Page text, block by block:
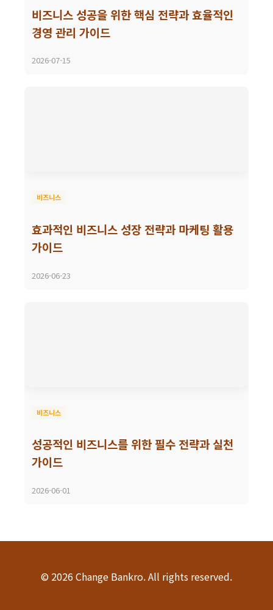
비즈니스 성공을 위한 핵심 전략과 효율적인
경영 관리 가이드
2026-07-15
비즈니스
효과적인 비즈니스 성장 전략과 마케팅 활용
가이드
2026-06-23
비즈니스
성공적인 비즈니스를 위한 필수 전략과 실천
가이드
2026-06-01
© 2026 Change Bankro. All rights reserved.